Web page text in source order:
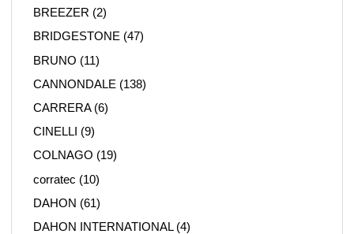
BREEZER (2)
BRIDGESTONE (47)
BRUNO (11)
CANNONDALE (138)
CARRERA(6)
CINELLI (9)
COLNAGO (19)
corratec (10)
DAHON (61)
DAHON INTERNATIONAL(4)